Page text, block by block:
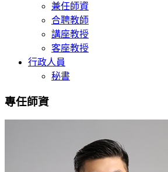
兼任師資
合聘教師
講座教授
客座教授
行政人員
秘書
專任師資